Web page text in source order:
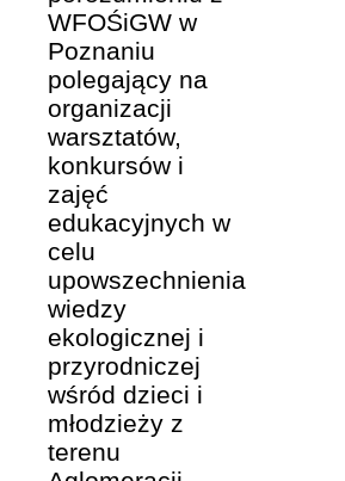
WFOŚiGW w
Poznaniu
polegający na
organizacji
warsztatów,
konkursów i
zajęć
edukacyjnych w
celu
upowszechnienia
wiedzy
ekologicznej i
przyrodniczej
wśród dzieci i
młodzieży z
terenu